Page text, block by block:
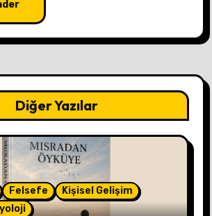
Diğer Yazılar
Felsefe
Kişisel Gelişim